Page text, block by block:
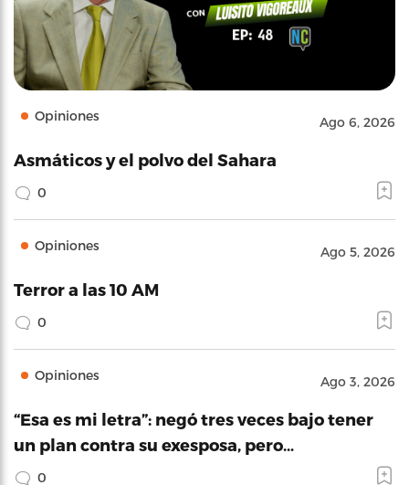
Opiniones Ago 6, 2026
Asmáticos y el polvo del Sahara
0
Opiniones Ago 5, 2026
Terror a las 10 AM
0
Opiniones Ago 3, 2026
“Esa es mi letra”: negó tres veces bajo tener
un plan contra su exesposa, pero…
0